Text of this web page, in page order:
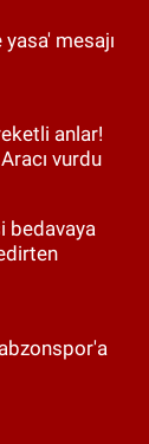
mesajı
anlar!
vurdu
bedavaya